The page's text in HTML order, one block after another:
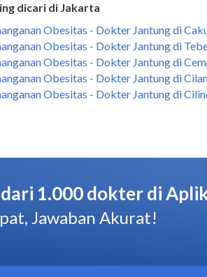
dicari di Jakarta
Obesitas - Dokter Jantung di
Obesitas - Dokter Jantung di
Obesitas - Dokter Jantung di
Obesitas - Dokter Jantung di
Obesitas - Dokter Jantung di